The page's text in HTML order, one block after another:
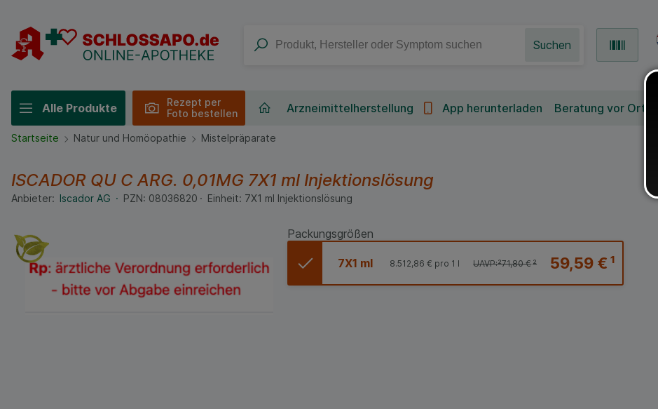
Suchen
Alle Produkte
Rezept per
Foto bestellen
Arzneimittelherstellung App herunterladen Beratung vor Ort
Startseite Natur und Homöopathie Mistelpräparate
ISCADOR QU C ARG. 0,01MG 7X1 ml Injektionslösung
Anbieter: Iscador AG PZN: 08036820 Einheit: 7X1 ml Injektionslösung
Packungsgrößen
7X1 ml 59,59 €¹
UAVP:²71,80 €²
8.512,86 € pro 1 l